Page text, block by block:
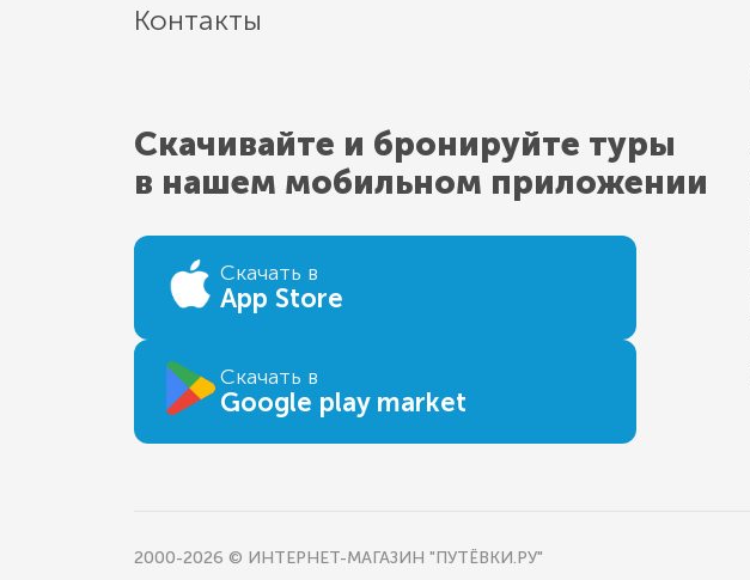
Контакты
Скачивайте и бронируйте туры
в нашем мобильном приложении
Скачать в
App Store
Скачать в
Google play market
2000-2026 © ИНТЕРНЕТ-МАГАЗИН "ПУТЁВКИ.РУ"